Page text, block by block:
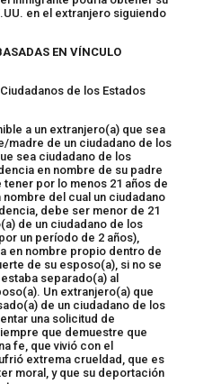
en el extranjero siguiendo
EN VÍNCULO
de los Estados
a un extranjero(a) que sea
madre de un ciudadano de los
sea ciudadano de los
en nombre de su padre
por lo menos 21 años de
del cual un ciudadano
debe ser menor de 21
de un ciudadano de los
un período de 2 años),
en nombre propio dentro de
de su esposo(a), si no se
separado(a) al
Un extranjero(a) que
de un ciudadano de los
una solicitud de
que demuestre que
fe, que vivió con el
extrema crueldad, que es
moral, y que su deportación